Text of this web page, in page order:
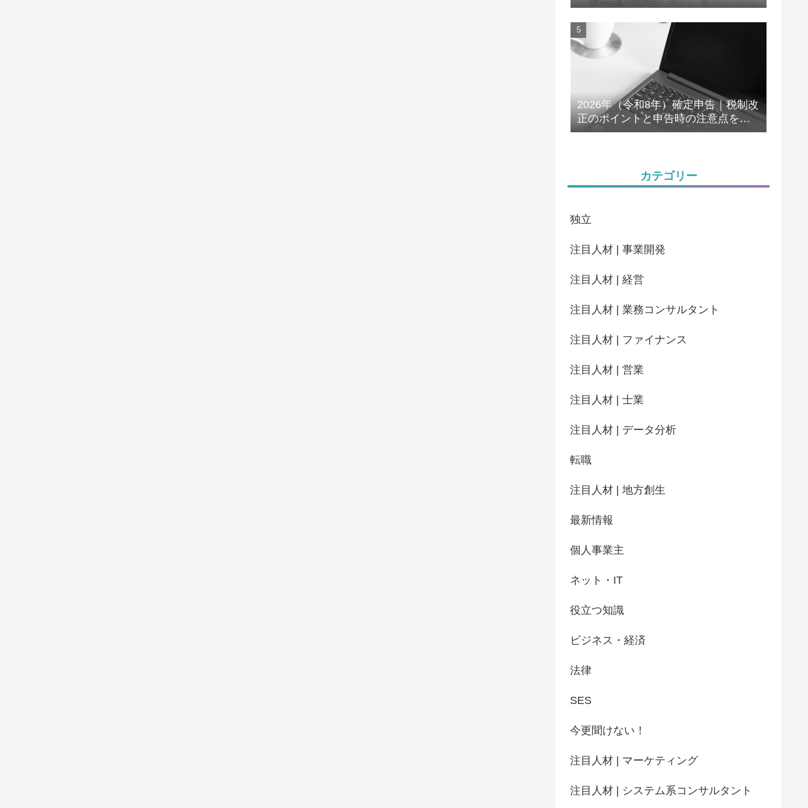
解説
2026年（令和8年）確定申告｜税制改
正のポイントと申告時の注意点をわ
かりやすく解説
カテゴリー
独立
注目人材 | 事業開発
注目人材 | 経営
注目人材 | 業務コンサルタント
注目人材 | ファイナンス
注目人材 | 営業
注目人材 | 士業
注目人材 | データ分析
転職
注目人材 | 地方創生
最新情報
個人事業主
ネット・IT
役立つ知識
ビジネス・経済
法律
SES
今更聞けない！
注目人材 | マーケティング
注目人材 | システム系コンサルタント